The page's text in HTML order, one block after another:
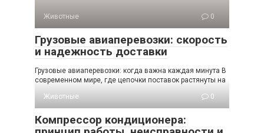
Животные 0
Грузовые авиаперевозки: скорость
и надежность доставки
Грузовые авиаперевозки: когда важна каждая минута В
современном мире, где цепочки поставок растянуты на
Животные
0
Компрессор кондиционера: